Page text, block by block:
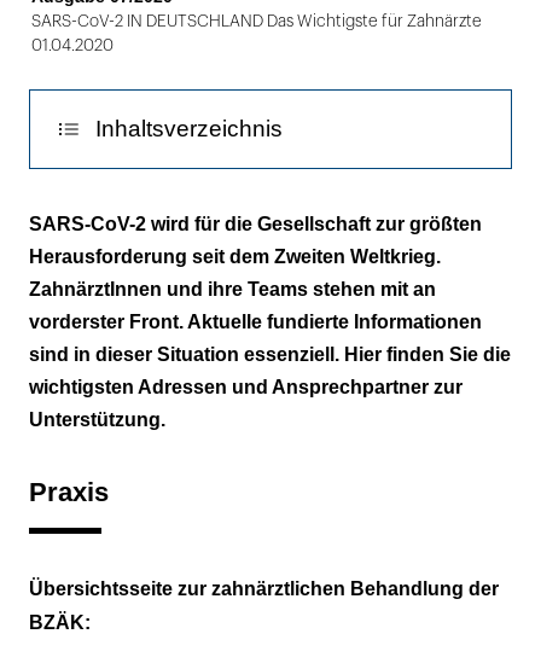
SARS-CoV-2 IN DEUTSCHLAND Das Wichtigste für Zahnärzte
01.04.2020
Inhaltsverzeichnis
Praxis
Hygiene
Politik
SARS-CoV-2 wird für die Gesellschaft zur größten
Herausforderung seit dem Zweiten Weltkrieg.
ZahnärztInnen und ihre Teams stehen mit an
vorderster Front. Aktuelle fundierte Informationen
sind in dieser Situation essenziell. Hier finden Sie die
wichtigsten Adressen und Ansprechpartner zur
Unterstützung.
Praxis
Übersichtsseite zur zahnärztlichen Behandlung der
BZÄK: